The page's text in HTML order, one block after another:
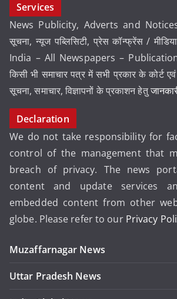
Services
News Publicity, Adverts and Notices –
सूचना, न्यूज पब्लिसिटी, प्रेस कॉन्फ्रेंस /
India – All Newspapers –
किसी भी समाचार पत्र में सभी प्रकार के कोर्ट एवं
सूचना, समाचार, विज्ञापनों के प्रकाशन हेतु
Declaration
We do not take responsibility for
control of the management that
breach of privacy. The news
content and update services
embedded content from other
globe. Please refer to our Privacy
Muzaffarnagar News
Uttar Pradesh News